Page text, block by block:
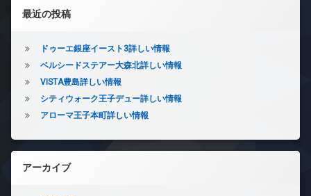
き
カ
メ
駐
輪
置
防
犯
カ
ラ
駐
型
駐
場
宅
ッ
ク
内
タ
オ
ト
ロ
ッ
ザ
イ
ナ
ー
ョ
ン
左サイドバー
最近の投稿
ドゥーエ銀座イースト3詳しい情報
ベルシードステアー大森北詳しい情報
VISTA豊島詳しい情報
シティウォーク王子デュー詳しい情報
アローマ王子本町詳しい情報
アーカイブ